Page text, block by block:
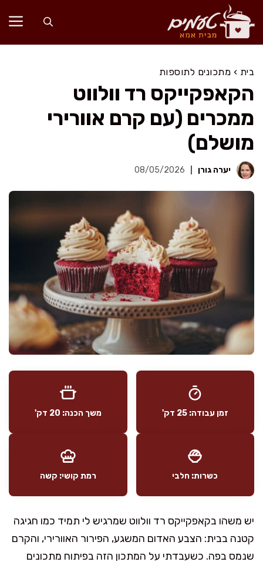
לדלג
לתוכן
בית › מתכונים לתוספות
הקאפקייקס רד וולווט
ממכרים (עם קרם אוורירי
מושלם)
יערה גורן 08/05/2026
זמן עבודה: 25 דק' משך הכנה: 20 דק'
כשרות: חלבי רמת קושי: קשה
יש משהו בקאפקייקס רד וולווט שמרגיש לי תמיד כמו חגיגה
קטנה בבית: הצבע האדום המשגע, הפירור האוורירי, והקרם
שנמס בפה. כשעבדתי על המתכון הזה בפיתוח מתכונים